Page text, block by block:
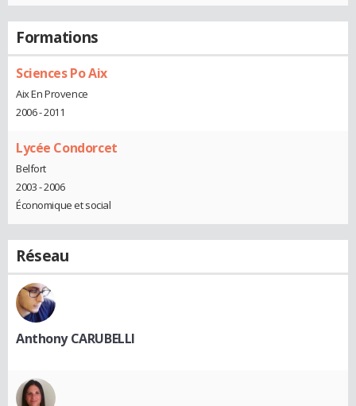
Formations
Sciences Po Aix
Aix En Provence
2006 - 2011
Lycée Condorcet
Belfort
2003 - 2006
Économique et social
Réseau
Anthony CARUBELLI